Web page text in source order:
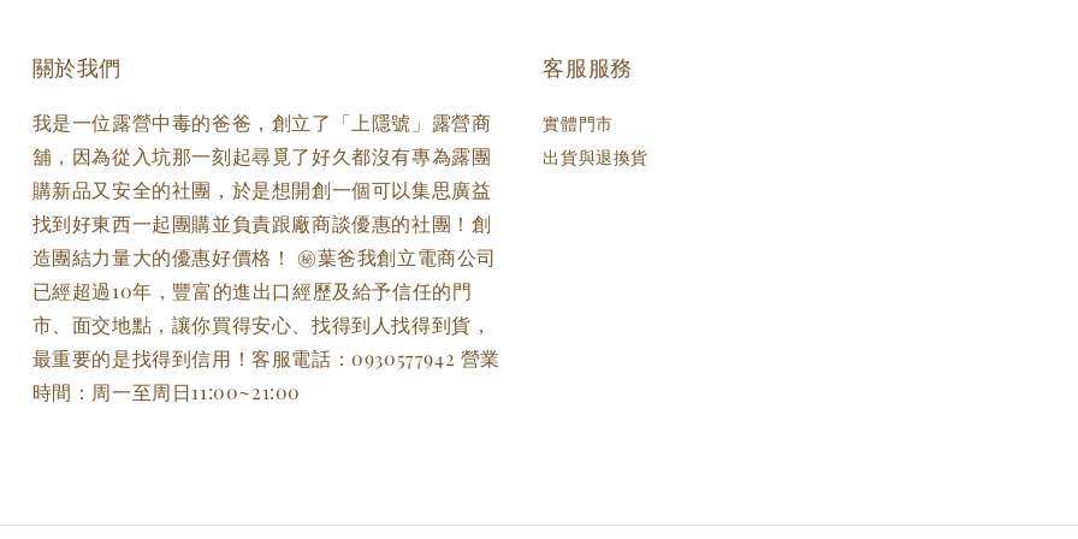
關於我們
我是一位露營中毒的爸爸，創立了「上隱號」露營商
舖，因為從入坑那一刻起尋覓了好久都沒有專為露團
購新品又安全的社團，於是想開創一個可以集思廣益
找到好東西一起團購並負責跟廠商談優惠的社團！創
造團結力量大的優惠好價格！ ㊙️葉爸我創立電商公司
已經超過10年，豐富的進出口經歷及給予信任的門
市、面交地點，讓你買得安心、找得到人找得到貨，
最重要的是找得到信用！客服電話：0930577942 營業
時間：周一至周日11:00~21:00
客服服務
實體門市
出貨與退換貨